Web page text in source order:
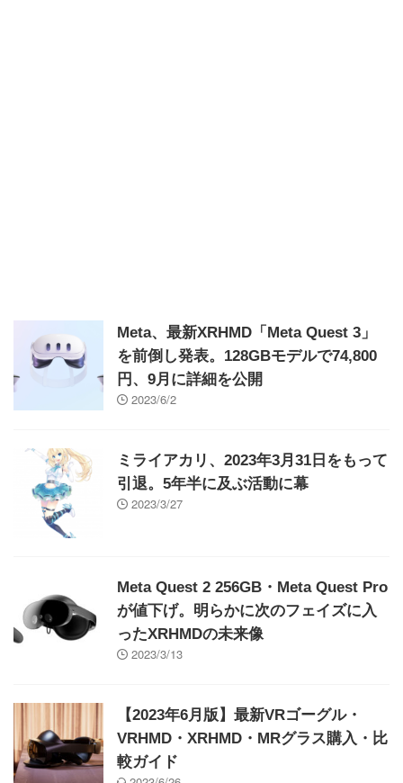
Meta、最新XRHMD「Meta Quest 3」
を前倒し発表。128GBモデルで74,800
円、9月に詳細を公開
2023/6/2
ミライアカリ、2023年3月31日をもって
引退。5年半に及ぶ活動に幕
2023/3/27
Meta Quest 2 256GB・Meta Quest Pro
が値下げ。明らかに次のフェイズに入
ったXRHMDの未来像
2023/3/13
【2023年6月版】最新VRゴーグル・
VRHMD・XRHMD・MRグラス購入・比
較ガイド